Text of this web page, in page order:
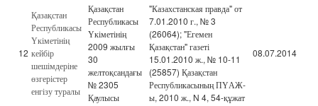
12
Қазақстан
Республикасы
Үкіметінің
кейбір
шешімдеріне
өзгерістер
енгізу туралы
Қазақстан
Республикасы
Үкіметінің
2009 жылғы
30
желтоқсандағы
№ 2305
Қаулысы
"Казахстанская правда" от
7.01.2010 г., № 3
(26064); "Егемен
Қазақстан" газеті
15.01.2010 ж., № 10-11
(25857) Қазақстан
Республикасының ПҮАЖ-
ы, 2010 ж., N 4, 54-құжат
08.07.2014